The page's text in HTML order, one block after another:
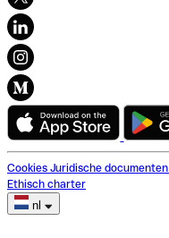
Cookies Juridische documenten
Ethisch charter
nl